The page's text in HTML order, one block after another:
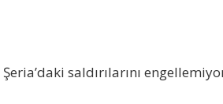
saldırılarını